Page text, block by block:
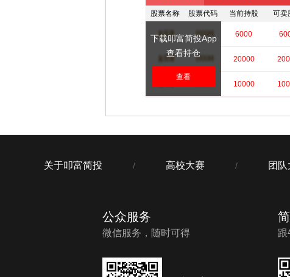
股票名称 股票代码 当前持股 可卖
**** **** 6000
**** **** 20000
10000
下载叩富简投App
查看持仓
查看
关于叩富简投 / 高校大赛 / 团队
公众服务
微信服务，随时可得 跟